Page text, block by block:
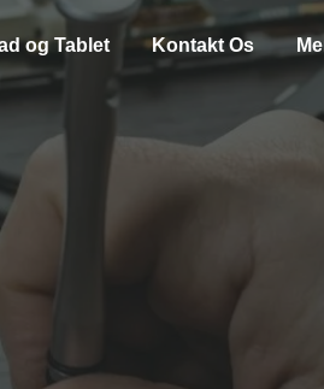
og Tablet Kontakt Os